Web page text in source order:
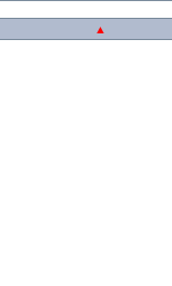
▲